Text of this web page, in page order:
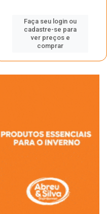
Faça seu login ou
cadastre-se para
ver preços e
comprar